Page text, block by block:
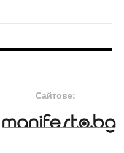
Сайтове: